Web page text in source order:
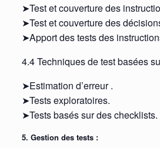
➤Test et couverture des
➤Test et couverture des
➤Apport des tests des
4.4 Techniques de test basées
➤Estimation d’erreur .
➤Tests exploratoires.
➤Tests basés sur des checklists.
5. Gestion des tests :